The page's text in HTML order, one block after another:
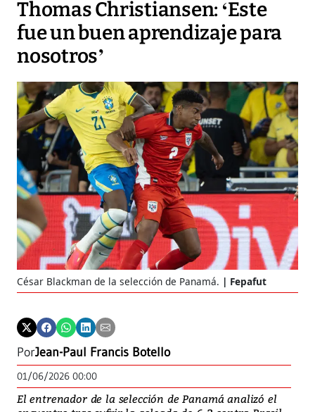
Thomas Christiansen: ‘Este
fue un buen aprendizaje para
nosotros’
César Blackman de la selección de Panamá. Fepafut
PorJean-Paul Francis Botello
01/06/2026 00:00
El entrenador de la selección de Panamá analizó el